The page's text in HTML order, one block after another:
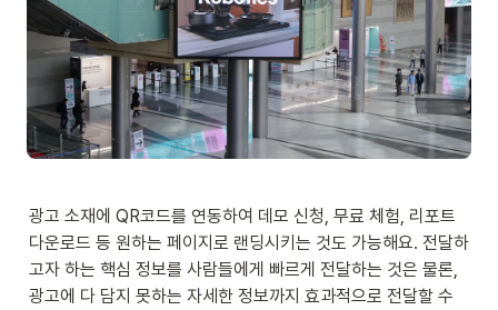
광고 소재에 QR코드를 연동하여 데모 신청, 무료 체험, 리포트
다운로드 등 원하는 페이지로 랜딩시키는 것도 가능해요. 전달하
고자 하는 핵심 정보를 사람들에게 빠르게 전달하는 것은 물론,
광고에 다 담지 못하는 자세한 정보까지 효과적으로 전달할 수